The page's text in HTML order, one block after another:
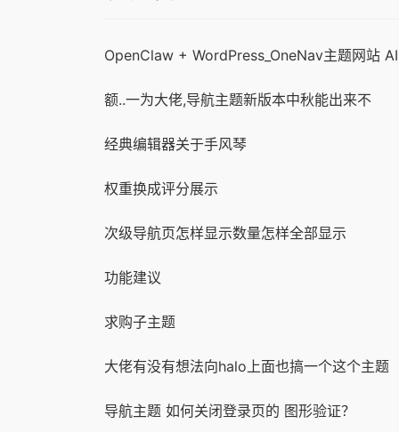
额..一为大佬,导航主题新版本中秋能出来不
经典编辑器关于手风琴
权重换成评分展示
次级导航页怎样显示数量怎样全部显示
功能建议
求购子主题
大佬有没有想法向halo上面也搞一个这个主题
导航主题 如何关闭登录页的 图形验证？